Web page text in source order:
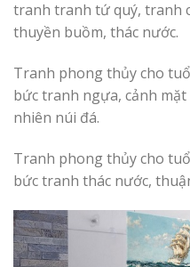
tranh tranh tứ quý, tranh
thuyền buồm, thác nước.
Tranh phong thủy cho
bức tranh ngựa, cảnh
nhiên núi đá.
Tranh phong thủy cho
bức tranh thác nước,